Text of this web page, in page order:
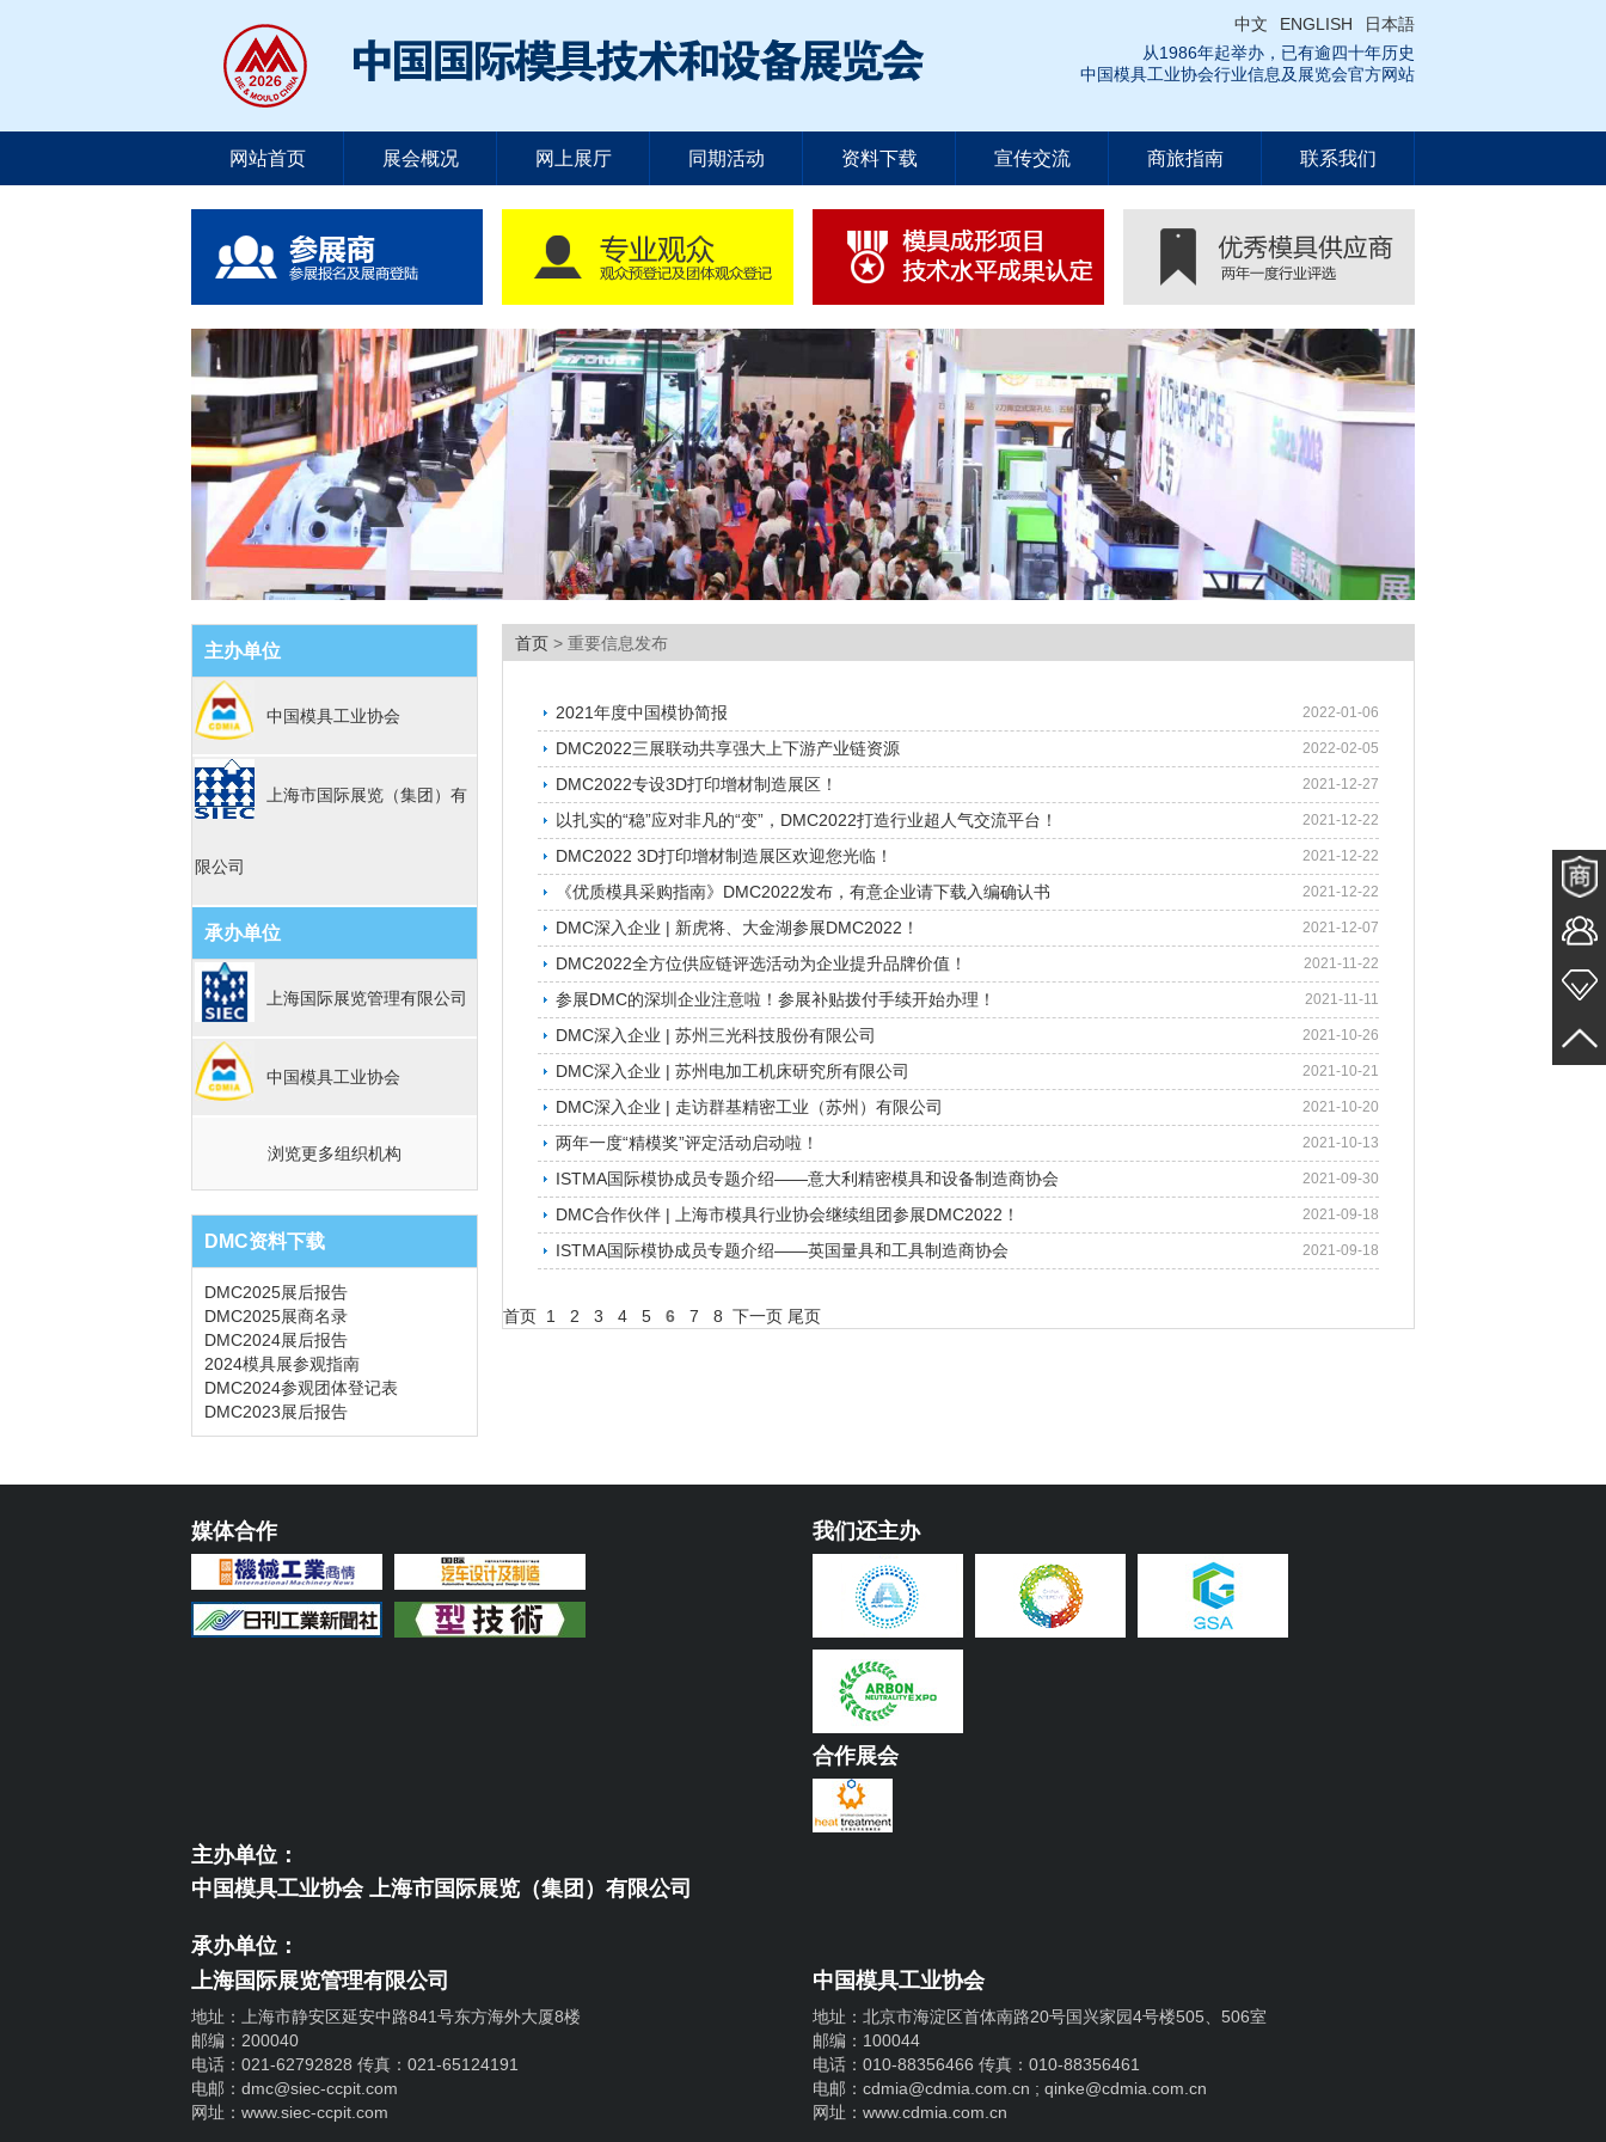
中文 ENGLISH
日本語
从1986年起举办，已有逾四十年历史
中国模具工业协会行业信息及展览会官方网站
网站首页 展会概况 网上展厅 同期活动 资料下载 宣传交流 商旅指南 联系我们
主办单位
中国模具工业协会
上海市国际展览（集团）有
限公司
承办单位
上海国际展览管理有限公司
中国模具工业协会
浏览更多组织机构
DMC资料下载
DMC2025展后报告
DMC2025展商名录
DMC2024展后报告
2024模具展参观指南
DMC2024参观团体登记表
DMC2023展后报告
首页 > 重要信息发布
2022-01-06
2021年度中国模协简报
2022-02-05
DMC2022三展联动共享强大上下游产业链资源
2021-12-27
DMC2022专设3D打印增材制造展区！
2021-12-22
以扎实的“稳”应对非凡的“变”，DMC2022打造行业超人气交流平台！
2021-12-22
DMC2022 3D打印增材制造展区欢迎您光临！
2021-12-22
《优质模具采购指南》DMC2022发布，有意企业请下载入编确认书
2021-12-07
DMC深入企业 | 新虎将、大金湖参展DMC2022！
2021-11-22
DMC2022全方位供应链评选活动为企业提升品牌价值！
2021-11-11
参展DMC的深圳企业注意啦！参展补贴拨付手续开始办理！
2021-10-26
DMC深入企业 | 苏州三光科技股份有限公司
2021-10-21
DMC深入企业 | 苏州电加工机床研究所有限公司
2021-10-20
DMC深入企业 | 走访群基精密工业（苏州）有限公司
2021-10-13
两年一度“精模奖”评定活动启动啦！
2021-09-30
ISTMA国际模协成员专题介绍——意大利精密模具和设备制造商协会
2021-09-18
DMC合作伙伴 | 上海市模具行业协会继续组团参展DMC2022！
2021-09-18
ISTMA国际模协成员专题介绍——英国量具和工具制造商协会
首页 1 2 3 4 5 6 7 8 下一页 尾页
媒体合作 我们还主办
合作展会
主办单位：
中国模具工业协会 上海市国际展览（集团）有限公司
承办单位：
上海国际展览管理有限公司
地址：上海市静安区延安中路841号东方海外大厦8楼
邮编：200040
电话：021-62792828 传真：021-65124191
电邮：dmc@siec-ccpit.com
网址：www.siec-ccpit.com
中国模具工业协会
地址：北京市海淀区首体南路20号国兴家园4号楼505、506室
邮编：100044
电话：010-88356466 传真：010-88356461
电邮：cdmia@cdmia.com.cn ; qinke@cdmia.com.cn
网址：www.cdmia.com.cn